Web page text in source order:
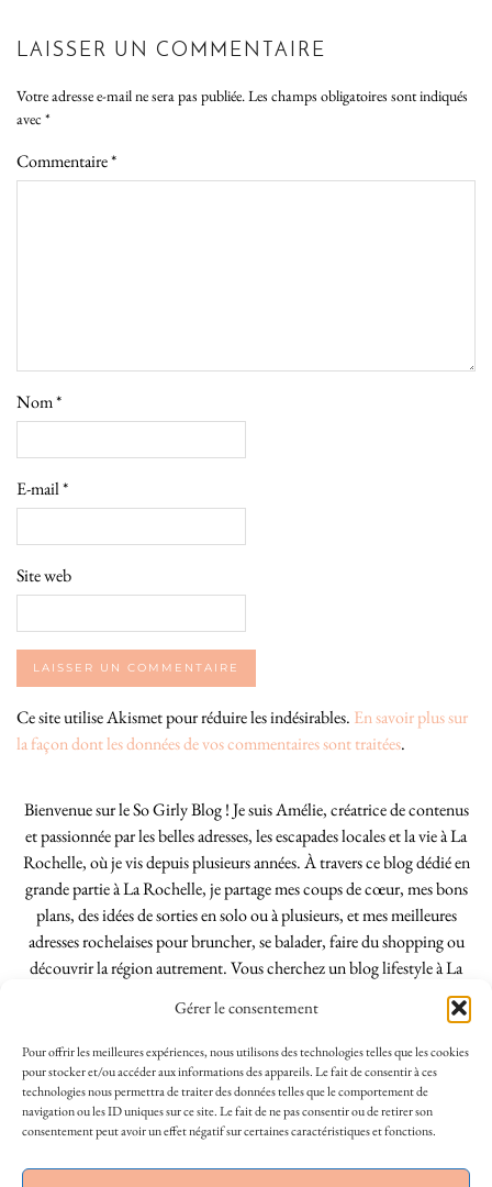
Gérer le consentement
Pour offrir les meilleures expériences, nous utilisons des technologies telles que les cookies
pour stocker et/ou accéder aux informations des appareils. Le fait de consentir à ces
technologies nous permettra de traiter des données telles que le comportement de
navigation ou les ID uniques sur ce site. Le fait de ne pas consentir ou de retirer son
consentement peut avoir un effet négatif sur certaines caractéristiques et fonctions.
LAISSER UN COMMENTAIRE
Votre adresse e-mail ne sera pas publiée.Les champs obligatoires sont indiqués
avec *
Commentaire*
Nom*
E-mail*
Site web
Ce site utilise Akismet pour réduire les indésirables. En savoir plus sur
la façon dont les données de vos commentaires sont traitées.
Bienvenue sur le So Girly Blog ! Je suis Amélie, créatrice de contenus
et passionnée par les belles adresses, les escapades locales et la vie à La
Rochelle, où je vis depuis plusieurs années. À travers ce blog dédié en
grande partie à La Rochelle, je partage mes coups de cœur, mes bons
plans, des idées de sorties en solo ou à plusieurs, et mes meilleures
adresses rochelaises pour bruncher, se balader, faire du shopping ou
découvrir la région autrement. Vous cherchez un blog lifestyle à La
Rochelle, tenu par une locale ? Vous êtes au bon endroit. Que vous
soyez Rochelais·e ou de passage dans notre belle ville, j’espère que mes
articles vous aideront à profiter de La Rochelle comme un·e vrai·e
initié·e. !